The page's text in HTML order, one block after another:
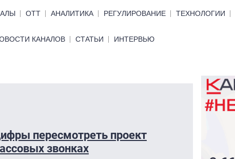
ОТТ АНАЛИТИКА РЕГУЛИРОВАНИЕ ТЕХНОЛОГИИ
КАНАЛОВ СТАТЬИ ИНТЕРВЬЮ
пересмотреть проект
звонках